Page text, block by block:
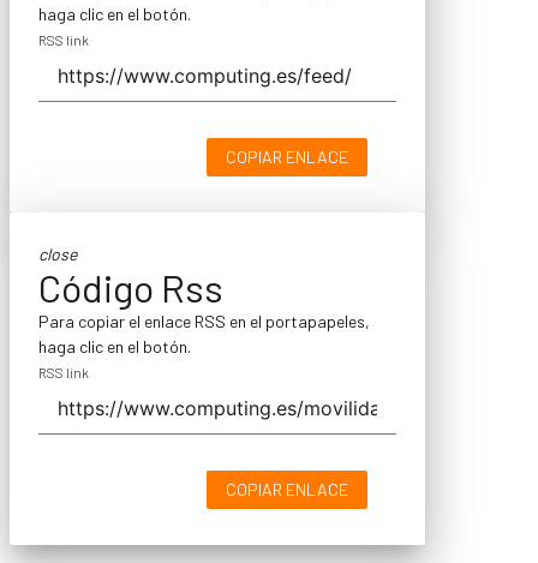
haga clic en el botón.
RSS link
COPIAR ENLACE
close
Código Rss
Para copiar el enlace RSS en el portapapeles,
haga clic en el botón.
RSS link
COPIAR ENLACE